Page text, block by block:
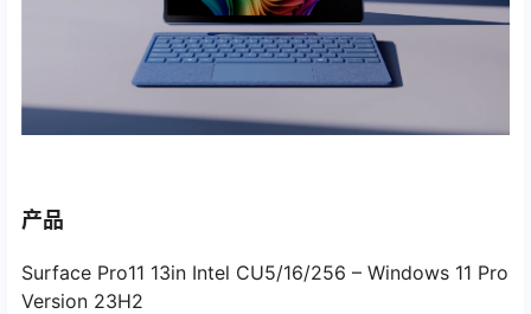
产品
Surface Pro11 13in Intel CU5/16/256 – Windows 11 Pro
Version 23H2